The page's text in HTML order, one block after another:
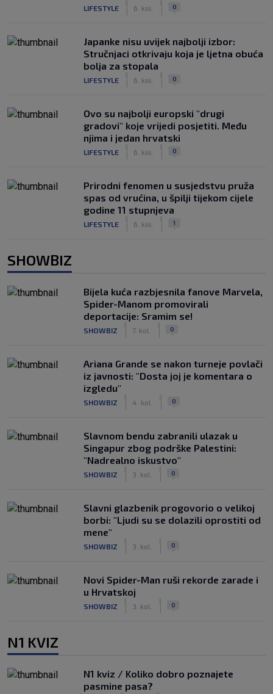
LIFESTYLE 6. kol. 0
Japanke nisu uvijek najbolji izbor:
Stručnjaci otkrivaju koja je ljetna obuća
bolja za stopala
LIFESTYLE 6. kol. 0
Ovo su najbolji europski "drugi
gradovi" koje vrijedi posjetiti. Među
njima i jedan hrvatski
LIFESTYLE 6. kol. 0
Prirodni fenomen u susjedstvu pruža
spas od vrućina, u špilji tijekom cijele
godine 11 stupnjeva
LIFESTYLE 6. kol. 1
SHOWBIZ
Bijela kuća razbjesnila fanove Marvela,
Spider-Manom promovirali
deportacije: Sramim se!
SHOWBIZ 7. kol. 0
Ariana Grande se nakon turneje povlači
iz javnosti: "Dosta joj je komentara o
izgledu"
SHOWBIZ 4. kol. 0
Slavnom bendu zabranili ulazak u
Singapur zbog podrške Palestini:
"Nadrealno iskustvo"
SHOWBIZ 3. kol. 0
Slavni glazbenik progovorio o velikoj
borbi: "Ljudi su se dolazili oprostiti od
mene"
SHOWBIZ 3. kol. 0
Novi Spider-Man ruši rekorde zarade i
u Hrvatskoj
SHOWBIZ 3. kol. 0
N1 KVIZ
N1 kviz / Koliko dobro poznajete
pasmine pasa?